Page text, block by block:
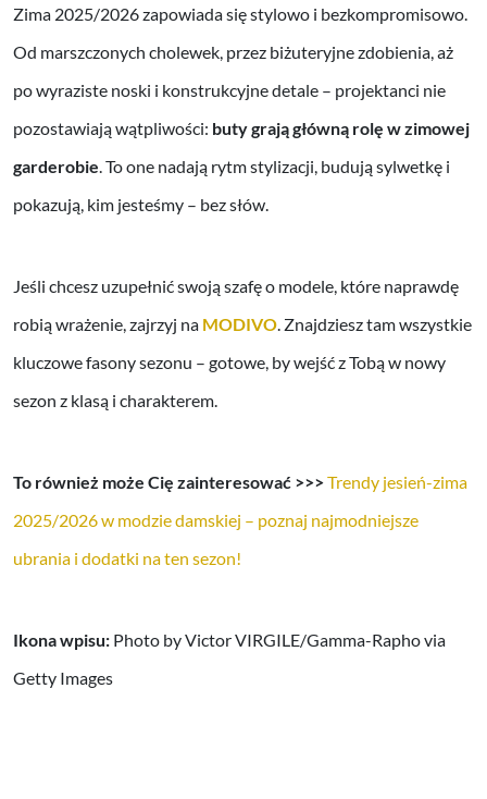
Zima 2025/2026 zapowiada się stylowo i bezkompromisowo.
Od marszczonych cholewek, przez biżuteryjne zdobienia, aż
po wyraziste noski i konstrukcyjne detale – projektanci nie
pozostawiają wątpliwości: buty grają główną rolę w zimowej
garderobie. To one nadają rytm stylizacji, budują sylwetkę i
pokazują, kim jesteśmy – bez słów.
Jeśli chcesz uzupełnić swoją szafę o modele, które naprawdę
robią wrażenie, zajrzyj na MODIVO. Znajdziesz tam wszystkie
kluczowe fasony sezonu – gotowe, by wejść z Tobą w nowy
sezon z klasą i charakterem.
To również może Cię zainteresować >>>Trendy jesień-zima
2025/2026 w modzie damskiej – poznaj najmodniejsze
ubrania i dodatki na ten sezon!
Ikona wpisu: Photo by Victor VIRGILE/Gamma-Rapho via
Getty Images